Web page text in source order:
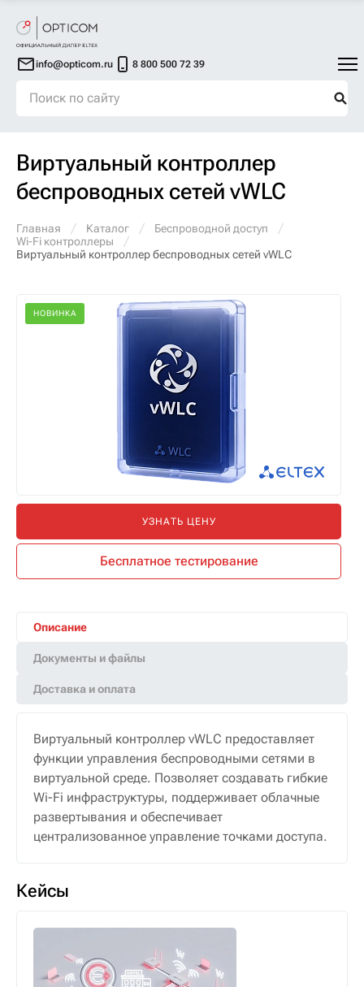
info@opticom.ru 8 800 500 72 39
Виртуальный контроллер
беспроводных сетей vWLC
Главная Каталог
Беспроводной доступ
Wi-Fi контроллеры
Виртуальный контроллер беспроводных сетей vWLC
НОВИНКА
УЗНАТЬ ЦЕНУ
Бесплатное тестирование
Описание
Документы и файлы
Доставка и оплата
Виртуальный контроллер vWLC предоставляет
функции управления беспроводными сетями в
виртуальной среде. Позволяет создавать гибкие
Wi-Fi инфраструктуры, поддерживает облачные
развертывания и обеспечивает
централизованное управление точками доступа.
Кейсы